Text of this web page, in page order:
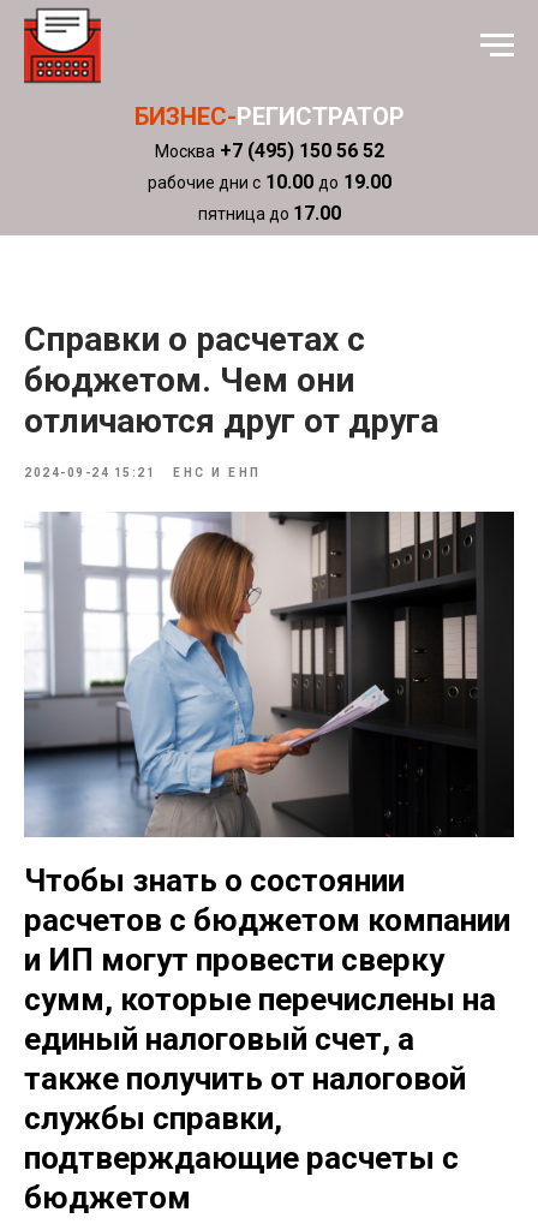
БИЗНЕС-РЕГИСТРАТОР
Москва +7 (495) 150 56 52
рабочие дни с 10.00 до 19.00
пятница до 17.00
Справки о расчетах с
бюджетом. Чем они
отличаются друг от друга
2024-09-24 15:21 ЕНС И ЕНП
Чтобы знать о состоянии
расчетов с бюджетом компании
и ИП могут провести сверку
сумм, которые перечислены на
единый налоговый счет, а
также получить от налоговой
службы справки,
подтверждающие расчеты с
бюджетом